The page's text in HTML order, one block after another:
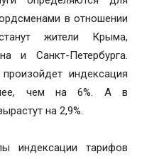
в отношении
жители Крыма,
и Санкт-Петербурга.
индексация
чем на 6%. А в
на 2,9%.
индексации тарифов